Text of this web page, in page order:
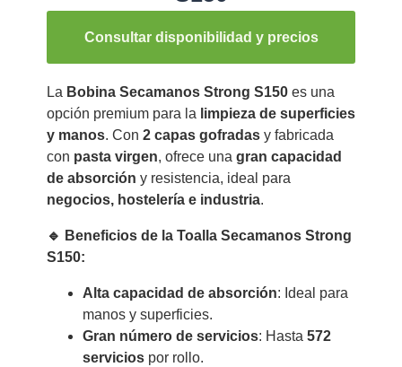
Consultar disponibilidad y precios
La Bobina Secamanos Strong S150es una
opción premium para la limpieza de superficies
y manos. Con 2 capas gofradasy fabricada
con pasta virgen, ofrece una gran capacidad
de absorción y resistencia, ideal para
negocios, hostelería e industria.
🔹 Beneficios de la Toalla Secamanos Strong
S150:
Alta capacidad de absorción: Ideal para
manos y superficies.
Gran número de servicios: Hasta 572
serviciospor rollo.